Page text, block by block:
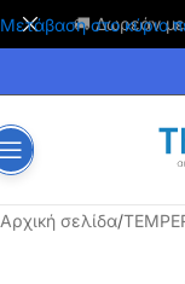
Μετάβαση στο κύριο
🚚 Δωρεάν
Αρχική σελίδα/